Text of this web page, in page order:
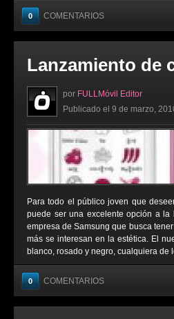
0 COMENTARIOS
Lanzamiento de
por FULLMóvil Editor
Publicado el 9 de marzo,
Para todo el público joven que
puede ser una excelente opción a
empresa de Samsung que busca
más se interesan en la estética. El
blanco, rosado y negro, cualquiera de
0 COMENTARIOS